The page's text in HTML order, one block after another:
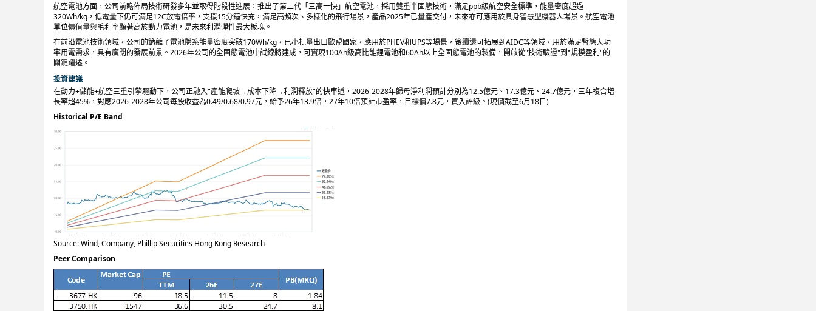
航空電池方面，公司前瞻佈局技術研發多年並取得階段性進展：推出了第二代「三高一快」航空電池，採用雙重半固態技術，滿足ppb級航空安全標準，能量密度超過
320Wh/kg，低電量下仍可滿足12C放電倍率，支援15分鐘快充，滿足高頻次、多樣化的飛行場景，產品2025年已量產交付，未來亦可應用於具身智慧型機器人場景。航空電池
單位價值量與毛利率顯著高於動力電池，是未來利潤彈性最大板塊。
在前沿電池技術領域，公司的鈉離子電池體系能量密度突破170Wh/kg，已小批量出口歐盟國家，應用於PHEV和UPS等場景，後續還可拓展到AIDC等領域，用於滿足暫態大功
率用電需求，具有廣闊的發展前景。2026年公司的全固態電池中試線將建成，可實現100Ah級高比能鋰電池和60Ah以上全固態電池的製備，開啟從"技術驗證"到"規模盈利"的
關鍵躍遷。
投資建議
在動力+儲能+航空三重引擎驅動下，公司正馳入"產能爬坡→成本下降→利潤釋放"的快車道，2026-2028年歸母淨利潤預計分別為12.5億元、17.3億元、24.7億元，三年複合增
長率超45%，對應2026-2028年公司每股收益為0.49/0.68/0.97元，給予26年13.9倍，27年10倍預計市盈率，目標價7.8元，買入評級。(現價截至6月18日)
Historical P/E Band
Source: Wind, Company, Phillip Securities Hong Kong Research
Peer Comparison